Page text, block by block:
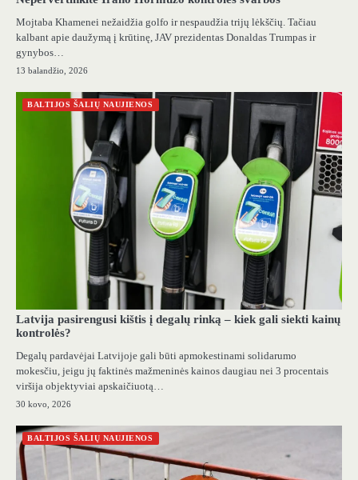
Mojtaba Khamenei nežaidžia golfo ir nespaudžia trijų lėkščių. Tačiau
kalbant apie daužymą į krūtinę, JAV prezidentas Donaldas Trumpas ir
gynybos…
13 balandžio, 2026
BALTIJOS ŠALIŲ NAUJIENOS
Latvija pasirengusi kištis į degalų rinką – kiek gali siekti kainų
kontrolės?
Degalų pardavėjai Latvijoje gali būti apmokestinami solidarumo
mokesčiu, jeigu jų faktinės mažmeninės kainos daugiau nei 3 procentais
viršija objektyviai apskaičiuotą…
30 kovo, 2026
BALTIJOS ŠALIŲ NAUJIENOS